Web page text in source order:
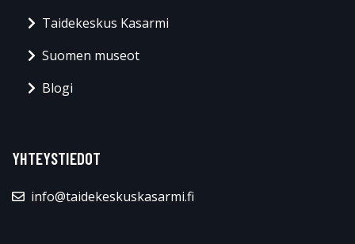
Taidekeskus Kasarmi
Suomen museot
Blogi
YHTEYSTIEDOT
info@taidekeskuskasarmi.fi